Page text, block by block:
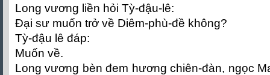
Long vương liền hỏi Tỳ-đậu-lê:
Đại sư muốn trở về Diêm-phù-đề không?
Tỳ-đậu lê đáp:
Muốn về.
Long vương bèn đem hương chiên-đàn, ngọc